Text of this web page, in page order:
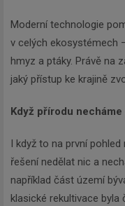
Moderní technologie
v celých ekosystémech
hmyz a ptáky. Právě na
jaký přístup ke krajině
Když přírodu necháme
I když to na první
řešení nedělat nic a
například část území
klasické rekultivace